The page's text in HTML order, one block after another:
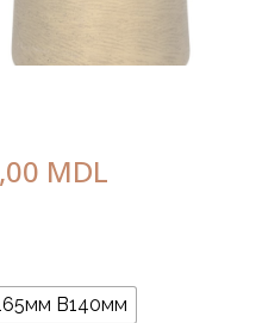
MDL
В140мм